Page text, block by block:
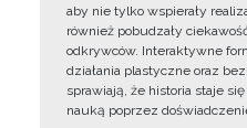
aby nie tylko wspierały
również pobudzały
odkrywców. Interaktywne
działania plastyczne oraz
sprawiają, że historia staje
nauką poprzez